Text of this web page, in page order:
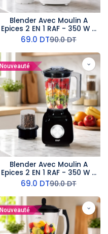
Blender Avec Moulin A
Epices 2 EN 1 RAF - 350 W -
1,5 L - Blanc
69.0 DT90.0DT
Nouveauté
Blender Avec Moulin A
Epices 2 EN 1 RAF - 350 W -
1,5 L - Noir
69.0 DT90.0DT
Nouveauté